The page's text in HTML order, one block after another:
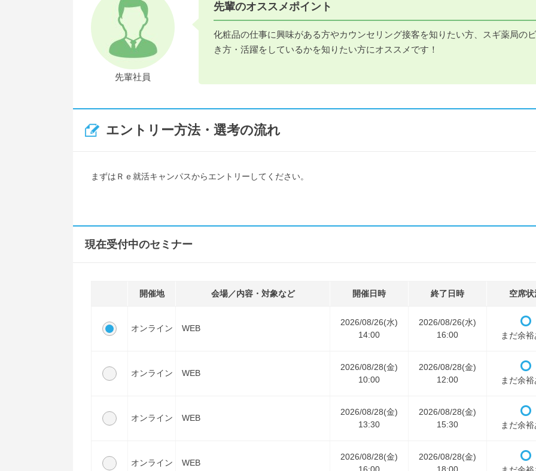
先輩社員
先輩のオススメポイント
化粧品の仕事に興味がある方やカウンセリング接客を知りたい方、スギ薬局の
き方・活躍をしているかを知りたい方にオススメです！
エントリー方法・選考の流れ
まずはＲｅ就活キャンパスからエントリーしてください。
現在受付中のセミナー
開催地 会場／内容・対象など 開催日時 終了日時 空席状
オンライン WEB
2026/08/26(水)
14:00
2026/08/26(水)
16:00
まだ余裕
オンライン WEB
2026/08/28(金)
10:00
2026/08/28(金)
12:00
まだ余裕
オンライン WEB
2026/08/28(金)
13:30
2026/08/28(金)
15:30
まだ余裕
オンライン WEB
2026/08/28(金)
2026/08/28(金)